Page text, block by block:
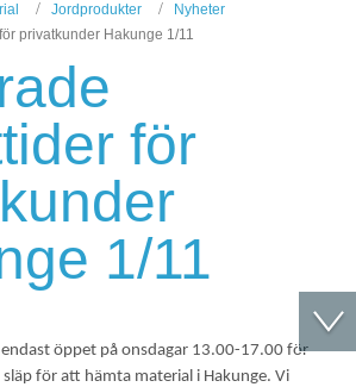
Jordprodukter
Nyheter
privatkunder Hakunge 1/11
för
1/11
öppet på onsdagar 13.00-17.00 för
för att hämta material i Hakunge. Vi